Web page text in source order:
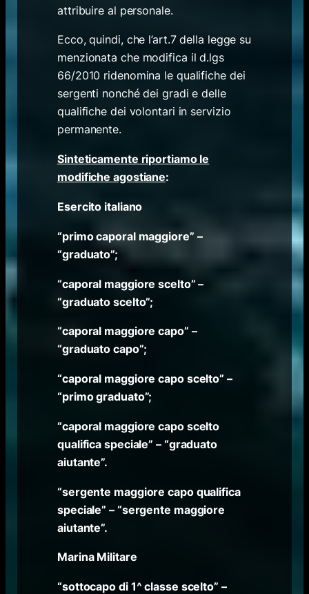
attribuire al personale.
Ecco, quindi, che l’art.7 della legge su
menzionata che modifica il d.lgs
66/2010 ridenomina le qualifiche dei
sergenti nonché dei gradi e delle
qualifiche dei volontari in servizio
permanente.
Sinteticamente riportiamo le
modifiche agostiane:
Esercito italiano
“primo caporal maggiore” –
“graduato”;
“caporal maggiore scelto” –
“graduato scelto”;
“caporal maggiore capo” –
“graduato capo”;
“caporal maggiore capo scelto” –
“primo graduato”;
“caporal maggiore capo scelto
qualifica speciale” – “graduato
aiutante”.
“sergente maggiore capo qualifica
speciale” – “sergente maggiore
aiutante”.
Marina Militare
“sottocapo di 1^ classe scelto” –